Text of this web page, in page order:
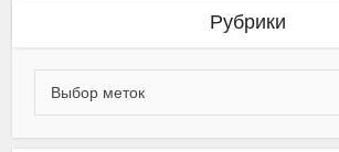
Рубрики